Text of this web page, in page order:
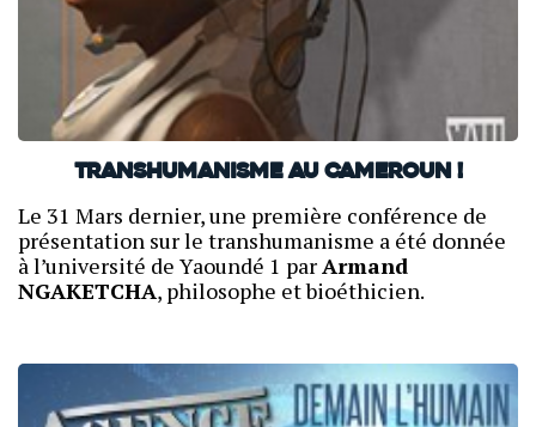
Transhumanisme au Cameroun !
Le 31 Mars dernier, une première conférence de
présentation sur le transhumanisme a été donnée
à l’université de Yaoundé 1 parArmand
NGAKETCHA, philosophe et bioéthicien.